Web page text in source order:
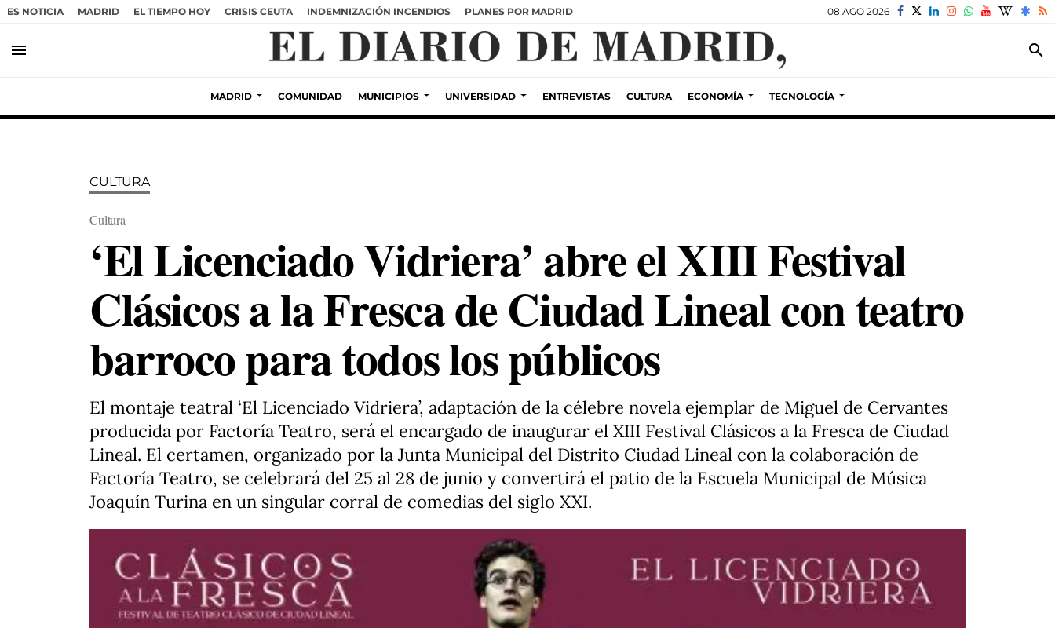
ES NOTICIA MADRID EL TIEMPO HOY CRISIS CEUTA INDEMNIZACIÓN INCENDIOS PLANES POR MADRID 08 AGO 2026
menu search
MADRID COMUNIDAD MUNICIPIOS UNIVERSIDAD ENTREVISTAS CULTURA ECONOMÍA TECNOLOGÍA
CULTURA
Cultura
‘El Licenciado Vidriera’ abre el XIII Festival
Clásicos a la Fresca de Ciudad Lineal con teatro
barroco para todos los públicos
El montaje teatral ‘El Licenciado Vidriera’, adaptación de la célebre novela ejemplar de Miguel de Cervantes
producida por Factoría Teatro, será el encargado de inaugurar el XIII Festival Clásicos a la Fresca de Ciudad
Lineal. El certamen, organizado por la Junta Municipal del Distrito Ciudad Lineal con la colaboración de
Factoría Teatro, se celebrará del 25 al 28 de junio y convertirá el patio de la Escuela Municipal de Música
Joaquín Turina en un singular corral de comedias del siglo XXI.